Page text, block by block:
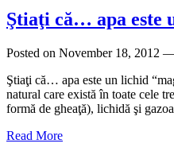
Ştiaţi că… apa este
Posted on November 18, 2012
Ştiaţi că… apa este un lichid
natural care există în toate cele
formă de gheaţă), lichidă şi
Read More